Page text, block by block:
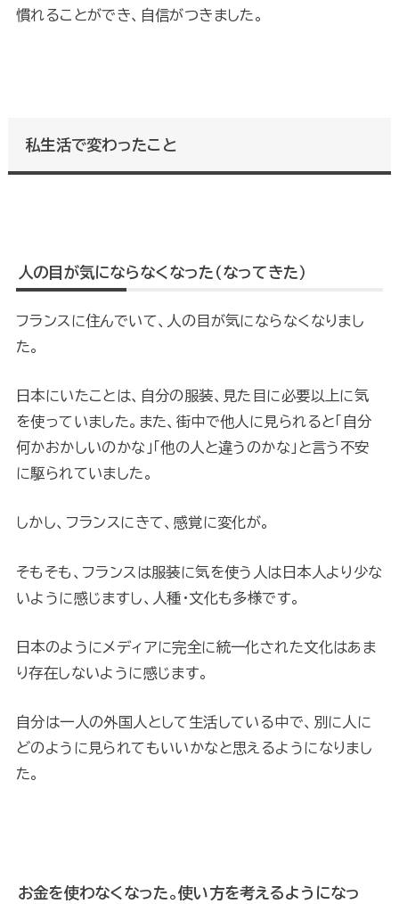
慣れることができ、自信がつきました。
私生活で変わったこと
人の目が気にならなくなった（なってきた）
フランスに住んでいて、人の目が気にならなくなりまし
た。
日本にいたことは、自分の服装、見た目に必要以上に気
を使っていました。また、街中で他人に見られると「自分
何かおかしいのかな」「他の人と違うのかな」と言う不安
に駆られていました。
しかし、フランスにきて、感覚に変化が。
そもそも、フランスは服装に気を使う人は日本人より少な
いように感じますし、人種・文化も多様です。
日本のようにメディアに完全に統一化された文化はあま
り存在しないように感じます。
自分は一人の外国人として生活している中で、別に人に
どのように見られてもいいかなと思えるようになりまし
た。
お金を使わなくなった。使い方を考えるようになっ